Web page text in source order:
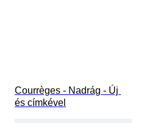
Courrèges - Nadrág - Új
és címkével